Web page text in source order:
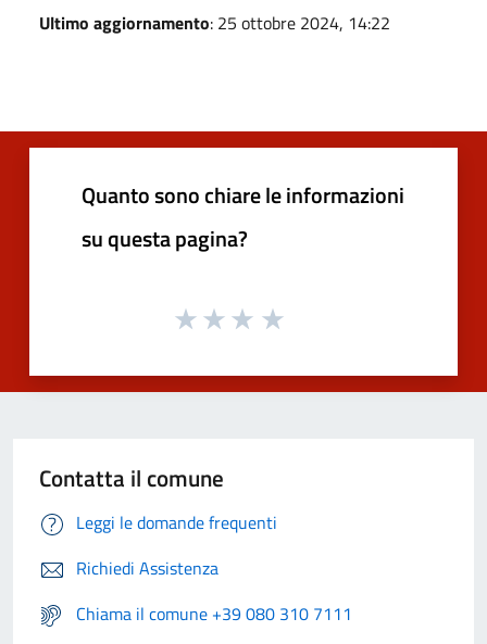
Ultimo aggiornamento: 25 ottobre 2024, 14:22
Quanto sono chiare le informazioni
su questa pagina?
Contatta il comune
Leggi le domande frequenti
Richiedi Assistenza
Chiama il comune +39 080 310 7111